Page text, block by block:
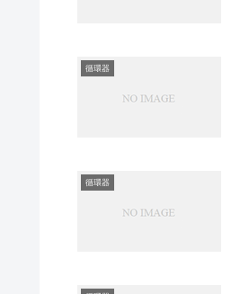
循環器
循環器